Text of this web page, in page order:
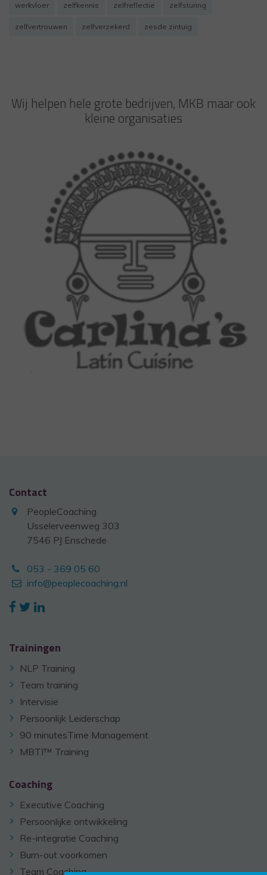
werkvloer zelfkennis zelfreflectie zelfsturing
zelfvertrouwen zelfverzekerd zesde zintuig
Wij helpen hele grote bedrijven, MKB maar ook
kleine organisaties
Contact
PeopleCoaching
Usselerveenweg 303
7546 PJ Enschede
053 - 369 05 60
info@peoplecoaching.nl
Trainingen
NLP Training
Team training
Intervisie
Persoonlijk Leiderschap
90 minutesTime Management
MBTI™ Training
Coaching
Executive Coaching
Persoonlijke ontwikkeling
Re-integratie Coaching
Burn-out voorkomen
Team Coaching